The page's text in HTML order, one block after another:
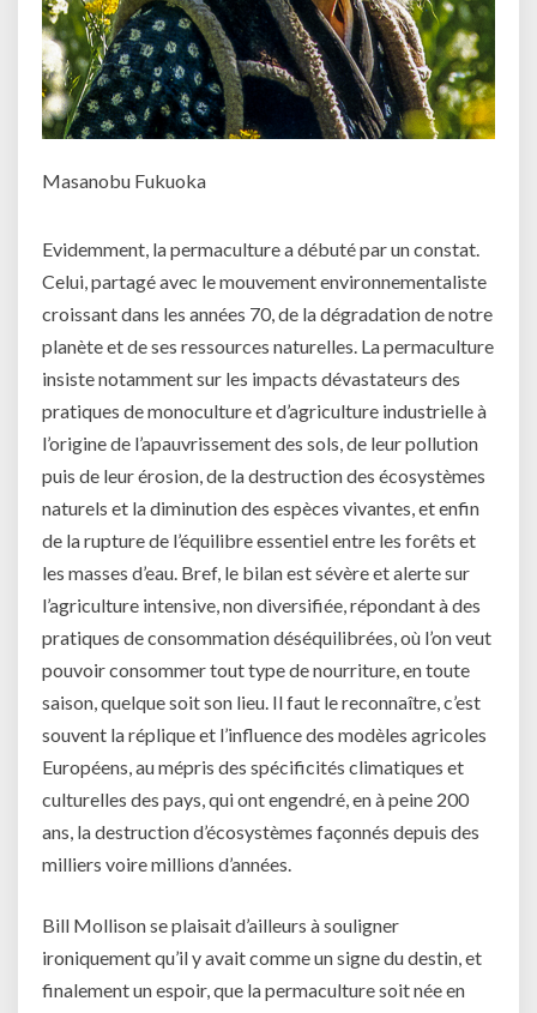
Masanobu Fukuoka
Evidemment, la permaculture a débuté par un constat.
Celui, partagé avec le mouvement environnementaliste
croissant dans les années 70, de la dégradation de notre
planète et de ses ressources naturelles. La permaculture
insiste notamment sur les impacts dévastateurs des
pratiques de monoculture et d’agriculture industrielle à
l’origine de l’apauvrissement des sols, de leur pollution
puis de leur érosion, de la destruction des écosystèmes
naturels et la diminution des espèces vivantes, et enfin
de la rupture de l’équilibre essentiel entre les forêts et
les masses d’eau. Bref, le bilan est sévère et alerte sur
l’agriculture intensive, non diversifiée, répondant à des
pratiques de consommation déséquilibrées, où l’on veut
pouvoir consommer tout type de nourriture, en toute
saison, quelque soit son lieu. Il faut le reconnaître, c’est
souvent la réplique et l’influence des modèles agricoles
Européens, au mépris des spécificités climatiques et
culturelles des pays, qui ont engendré, en à peine 200
ans, la destruction d’écosystèmes façonnés depuis des
milliers voire millions d’années.
Bill Mollison se plaisait d’ailleurs à souligner
ironiquement qu’il y avait comme un signe du destin, et
finalement un espoir, que la permaculture soit née en